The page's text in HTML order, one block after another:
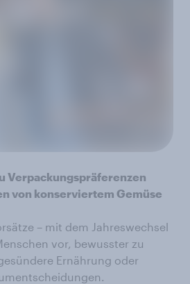
Verpackungspräferenzen
von konserviertem Gemüse
– mit dem Jahreswechsel
vor, bewusster zu
Ernährung oder